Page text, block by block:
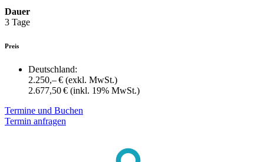
Dauer
3 Tage
Preis
Deutschland:
2.250,– € (exkl. MwSt.)
2.677,50 € (inkl. 19% MwSt.)
Termine und Buchen
Termin anfragen